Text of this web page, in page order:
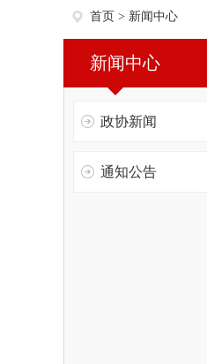
首页 > 新闻中心
新闻中心
政协新闻
通知公告